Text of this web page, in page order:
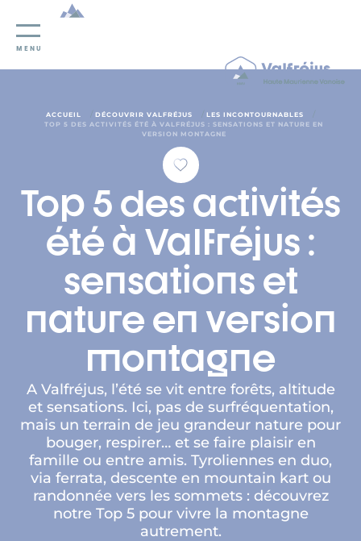
Panneau de gestion des cookies
MENU
ACCUEIL DÉCOUVRIR VALFRÉJUS LES INCONTOURNABLES
TOP 5 DES ACTIVITÉS ÉTÉ À VALFRÉJUS : SENSATIONS ET NATURE EN
VERSION MONTAGNE
Top 5 des activités
été à Valfréjus :
sensations et
nature en version
montagne
A Valfréjus, l’été se vit entre forêts, altitude
et sensations. Ici, pas de surfréquentation,
mais un terrain de jeu grandeur nature pour
bouger, respirer… et se faire plaisir en
famille ou entre amis. Tyroliennes en duo,
via ferrata, descente en mountain kart ou
randonnée vers les sommets : découvrez
notre Top 5 pour vivre la montagne
autrement.